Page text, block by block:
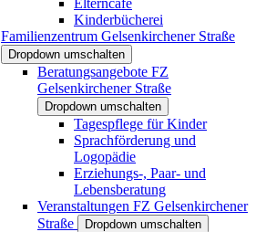
Kinderbücherei
Familienzentrum Gelsenkirchener Straße
Dropdown umschalten
Beratungsangebote FZ
Gelsenkirchener Straße
Dropdown umschalten
Tagespflege für Kinder
Sprachförderung und
Logopädie
Erziehungs-, Paar- und
Lebensberatung
Veranstaltungen FZ Gelsenkirchener
Straße
Dropdown umschalten